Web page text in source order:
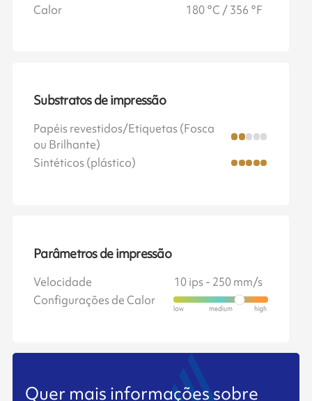
Calor
180 °C / 356 °F
Substratos de impressão
Papéis revestidos/Etiquetas (Fosca
ou Brilhante)
Sintéticos (plástico)
Parâmetros de impressão
Velocidade
10 ips - 250 mm/s
Configurações de Calor
Quer mais informações sobre